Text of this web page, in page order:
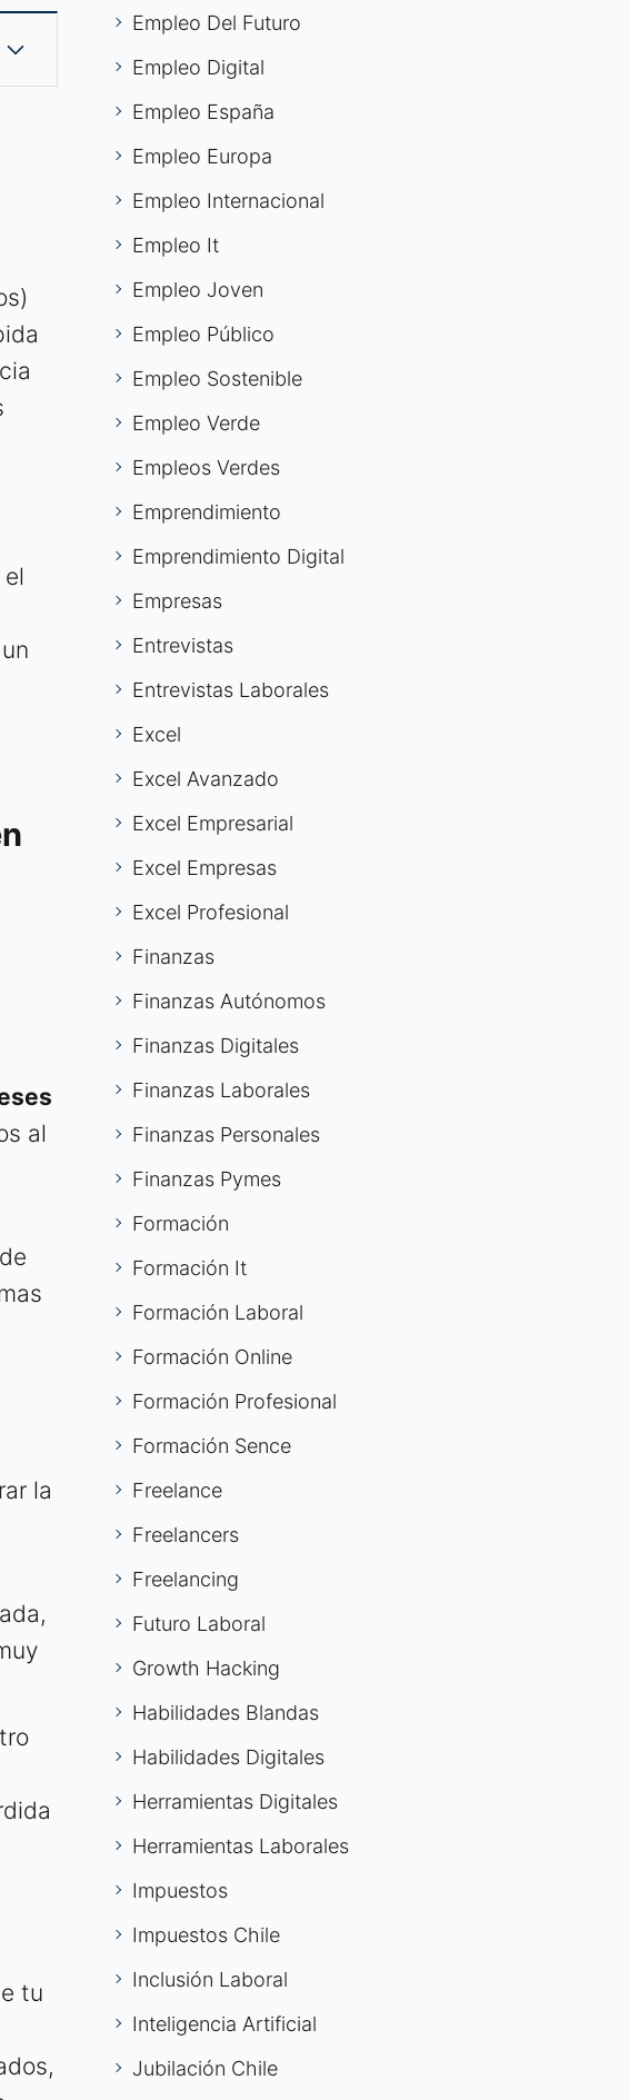
al
la
tu
Empleo Del Futuro
Empleo Digital
Empleo España
Empleo Europa
Empleo Internacional
Empleo It
Empleo Joven
Empleo Público
Empleo Sostenible
Empleo Verde
Empleos Verdes
Emprendimiento
Emprendimiento Digital
Empresas
Entrevistas
Entrevistas Laborales
Excel
Excel Avanzado
Excel Empresarial
Excel Empresas
Excel Profesional
Finanzas
Finanzas Autónomos
Finanzas Digitales
Finanzas Laborales
Finanzas Personales
Finanzas Pymes
Formación
Formación It
Formación Laboral
Formación Online
Formación Profesional
Formación Sence
Freelance
Freelancers
Freelancing
Futuro Laboral
Growth Hacking
Habilidades Blandas
Habilidades Digitales
Herramientas Digitales
Herramientas Laborales
Impuestos
Impuestos Chile
Inclusión Laboral
Inteligencia Artificial
Jubilación Chile